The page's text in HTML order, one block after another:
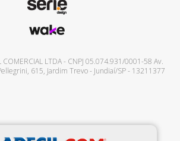
COMERCIAL LTDA- CNPJ 05.074.931/0001-58 Av.
615, Jardim Trevo- Jundiaí/SP- 13211377